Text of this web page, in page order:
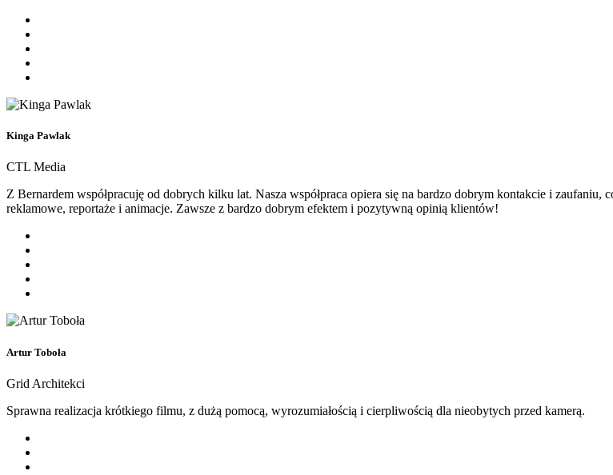
Kinga Pawlak
CTL Media
Z Bernardem współpracuję od dobrych kilku lat. Nasza współpraca opiera się na bardzo dobrym kontakcie i
reklamowe, reportaże i animacje. Zawsze z bardzo dobrym efektem i pozytywną opinią klientów!
Artur Toboła
Grid Architekci
Sprawna realizacja krótkiego filmu, z dużą pomocą, wyrozumiałością i cierpliwością dla nieobytych przed kamerą.